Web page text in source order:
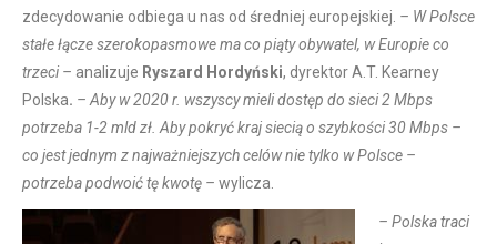
zdecydowanie odbiega u nas od średniej europejskiej. – W Polsce
stałe łącze szerokopasmowe ma co piąty obywatel, w Europie co
trzeci – analizuje Ryszard Hordyński, dyrektor A.T. Kearney
Polska. – Aby w 2020 r. wszyscy mieli dostęp do sieci 2 Mbps
potrzeba 1-2 mld zł. Aby pokryć kraj siecią o szybkości 30 Mbps –
co jest jednym z najważniejszych celów nie tylko w Polsce –
potrzeba podwoić tę kwotę – wylicza.
– Polska traci